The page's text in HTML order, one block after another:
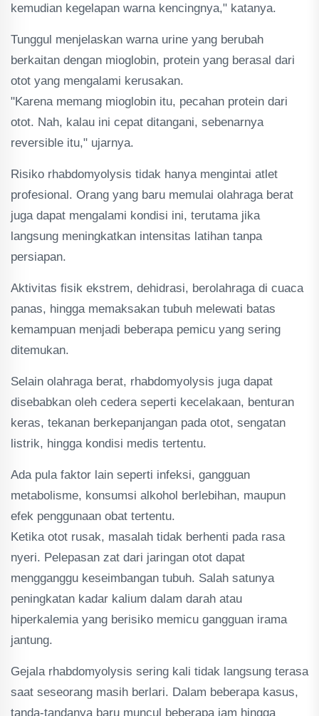
kemudian kegelapan warna kencingnya," katanya.
Tunggul menjelaskan warna urine yang berubah
berkaitan dengan mioglobin, protein yang berasal dari
otot yang mengalami kerusakan.
"Karena memang mioglobin itu, pecahan protein dari
otot. Nah, kalau ini cepat ditangani, sebenarnya
reversible itu," ujarnya.
Risiko rhabdomyolysis tidak hanya mengintai atlet
profesional. Orang yang baru memulai olahraga berat
juga dapat mengalami kondisi ini, terutama jika
langsung meningkatkan intensitas latihan tanpa
persiapan.
Aktivitas fisik ekstrem, dehidrasi, berolahraga di cuaca
panas, hingga memaksakan tubuh melewati batas
kemampuan menjadi beberapa pemicu yang sering
ditemukan.
Selain olahraga berat, rhabdomyolysis juga dapat
disebabkan oleh cedera seperti kecelakaan, benturan
keras, tekanan berkepanjangan pada otot, sengatan
listrik, hingga kondisi medis tertentu.
Ada pula faktor lain seperti infeksi, gangguan
metabolisme, konsumsi alkohol berlebihan, maupun
efek penggunaan obat tertentu.
Ketika otot rusak, masalah tidak berhenti pada rasa
nyeri. Pelepasan zat dari jaringan otot dapat
mengganggu keseimbangan tubuh. Salah satunya
peningkatan kadar kalium dalam darah atau
hiperkalemia yang berisiko memicu gangguan irama
jantung.
Gejala rhabdomyolysis sering kali tidak langsung terasa
saat seseorang masih berlari. Dalam beberapa kasus,
tanda-tandanya baru muncul beberapa jam hingga